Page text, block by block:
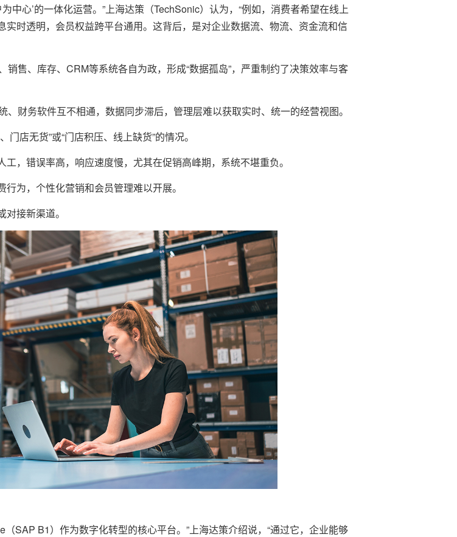
中心’的一体化运营。”上海达策（TechSonic）认为，“例如，消费者希望在线上
时透明，会员权益跨平台通用。这背后，是对企业数据流、物流、资金流和信
售、库存、CRM等系统各自为政，形成“数据孤岛”，严重制约了决策效率与客
财务软件互不相通，数据同步滞后，管理层难以获取实时、统一的经营视图。
店无货”或“门店积压、线上缺货”的情况。
，错误率高，响应速度慢，尤其在促销高峰期，系统不堪重负。
为，个性化营销和会员管理难以开展。
接新渠道。
SAP B1）作为数字化转型的核心平台。”上海达策介绍说，“通过它，企业能够